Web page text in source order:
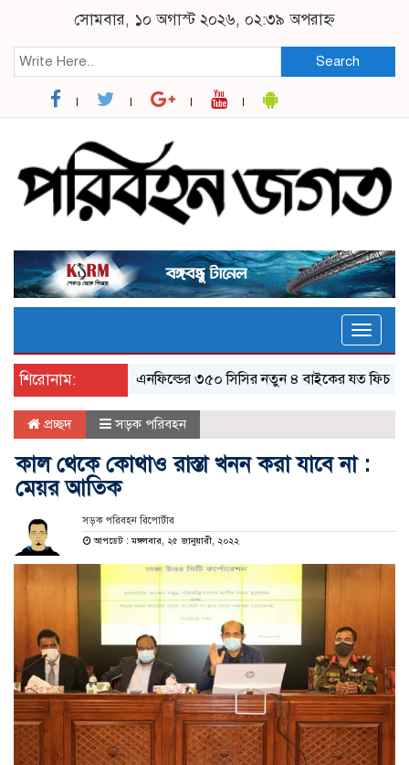
সোমবার, ১০ অগাস্ট ২০২৬, ০২:৩৯ অপরাহ্ন
Search
Toggle
শিরোনাম:র‌য়্যাল এনফিল্ডের ৩৫০ সিসির নতুন ৪ বাইকের যত ফিচার
প্রচ্ছদ সড়ক পরিবহন
কাল থেকে কোথাও রাস্তা খনন করা যাবে না :
মেয়র আতিক
সড়ক পরিবহন রিপোর্টার
আপডেট : মঙ্গলবার, ২৫ জানুয়ারী, ২০২২